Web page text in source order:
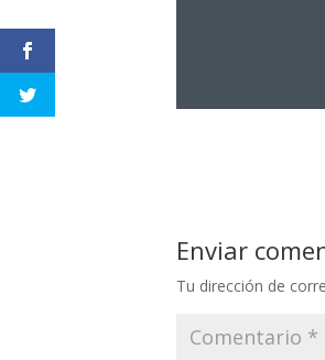
Enviar
Tu dirección de